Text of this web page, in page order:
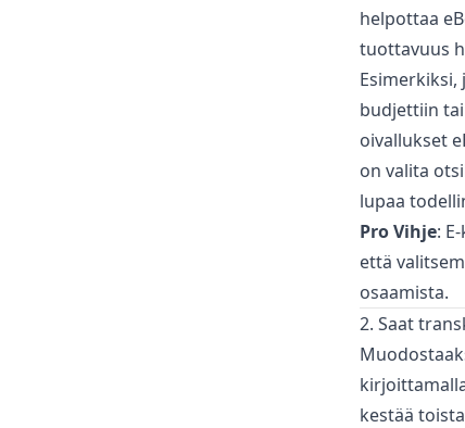
helpottaa
tuottavuus
budjettiin
oivallukset
on valita
lupaa
Pro Vihje:
että
osaamista.
2. Saat
kestää